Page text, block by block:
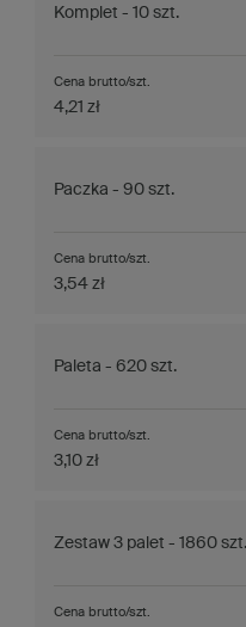
Komplet - 10 szt.
Cena brutto/szt.
4,21 zł
Paczka - 90 szt.
Cena brutto/szt.
3,54 zł
Paleta - 620 szt.
Cena brutto/szt.
3,10 zł
Zestaw 3 palet - 1860 szt.
Cena brutto/szt.